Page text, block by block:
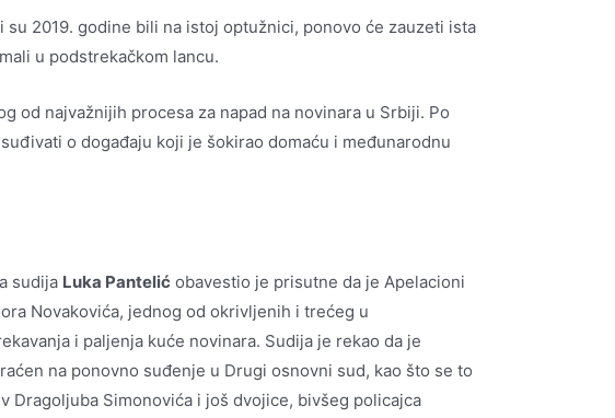
2019. godine bili na istoj optužnici, ponovo će zauzeti ista
u podstrekačkom lancu.
od najvažnijih procesa za napad na novinara u Srbiji. Po
o događaju koji je šokirao domaću i međunarodnu
sudija Luka Pantelić obavestio je prisutne da je Apelacioni
Novakovića, jednog od okrivljenih i trećeg u
i paljenja kuće novinara. Sudija je rekao da je
na ponovno suđenje u Drugi osnovni sud, kao što se to
Dragoljuba Simonovića i još dvojice, bivšeg policajca